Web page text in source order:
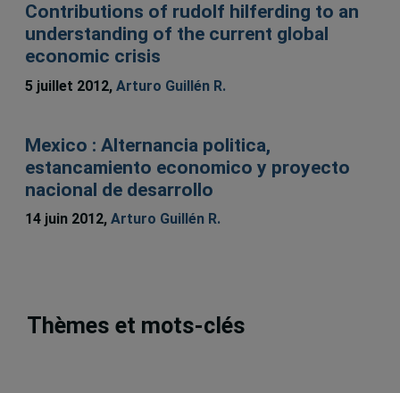
Contributions of rudolf hilferding to an
understanding of the current global
economic crisis
5 juillet 2012, Arturo Guillén R.
Mexico : Alternancia politica,
estancamiento economico y proyecto
nacional de desarrollo
14 juin 2012, Arturo Guillén R.
Thèmes et mots-clés